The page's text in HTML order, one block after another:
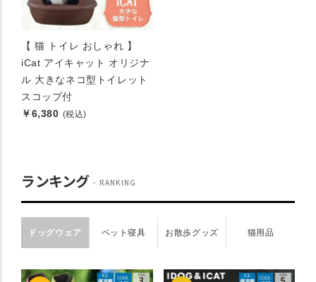
【 猫 トイレ おしゃれ 】
iCat アイキャット オリジナ
ル 大きなネコ型トイレット
スコップ付
￥6,380 (税込)
ランキング RANKING
ドッグウェア ペット寝具 お散歩グッズ 猫用品